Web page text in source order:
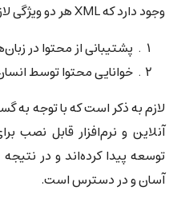
وجود دارد که XML هر دو ویژگی لازم را دارا می‌باشد:
پشتیبانی از محتوا در
خوانایی محتوا توسط
توسعه پیدا کرده‌اند و در
آسان و در دسترس است.